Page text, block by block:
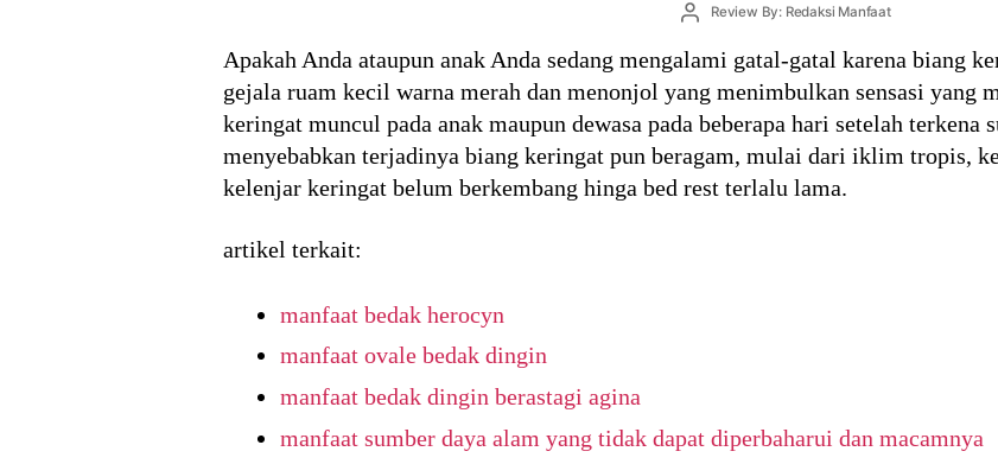
PostReview By: Redaksi Manfaat
Apakah Anda ataupun anak Anda sedang mengalami gatal-gatal karena biang
gejala ruam kecil warna merah dan menonjol yang menimbulkan sensasi yang
keringat muncul pada anak maupun dewasa pada beberapa hari setelah terkena
menyebabkan terjadinya biang keringat pun beragam, mulai dari iklim tropis,
kelenjar keringat belum berkembang hinga bed rest terlalu lama.
artikel terkait:
manfaat bedak herocyn
manfaat ovale bedak dingin
manfaat bedak dingin berastagi agina
manfaat sumber daya alam yang tidak dapat diperbaharui dan macamnya